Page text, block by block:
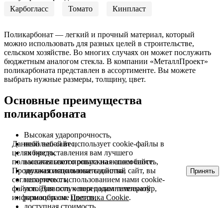
Карбогласс
Томато Кинпласт
Поликарбонат — легкий и прочный материал, который
можно использовать для разных целей в строительстве,
сельском хозяйстве. Во многих случаях он может послужить
бюджетным аналогом стекла. В компании «МеталлПроект»
поликарбоната представлен в ассортименте. Вы можете
выбрать нужные размеры, толщину, цвет.
Основные преимущества
поликарбоната
Высокая ударопрочность,
небольшой вес,
гибкость,
высокая светопропускная способность,
звукоизоляционные свойства,
негорючесть,
устойчивость к перепадам температур,
разнообразие цветов,
Данный веб-сайт использует cookie-файлы в
целях предоставления вам лучшего
пользовательского опыта на нашем сайте.
Продолжая использовать данный сайт, вы
соглашаетесь с использованием нами cookie-
файлов. Для получения дополнительной
информации см.Политика Cookie.
Принять